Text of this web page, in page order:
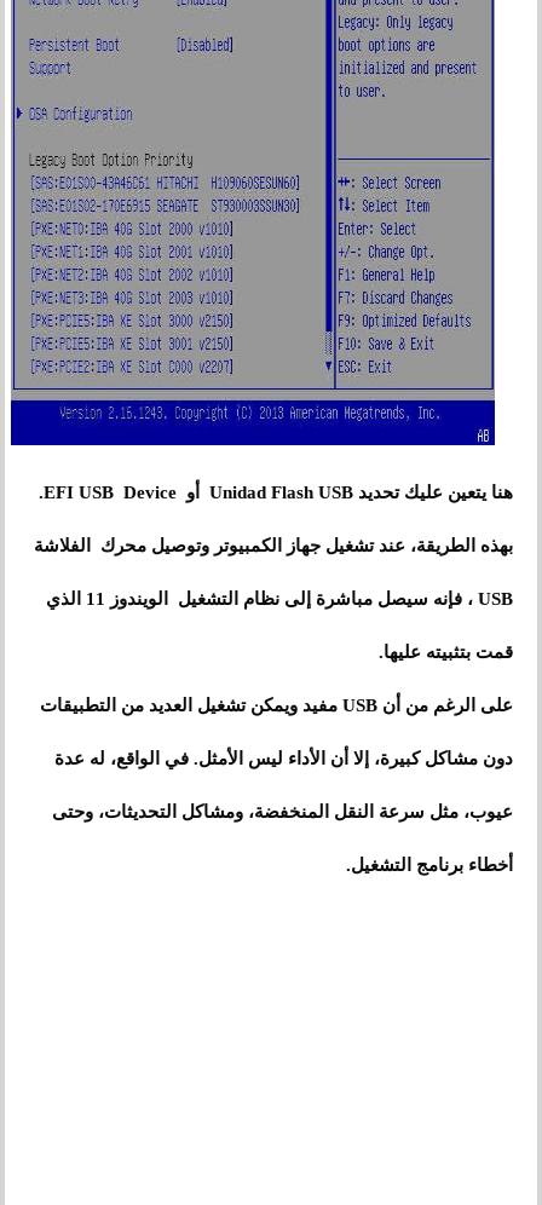
هنا يتعين عليك تحديد Unidad Flash USB أو EFI USB Device.
بهذه الطريقة، عند تشغيل جهاز الكمبيوتر وتوصيل محرك الفلاشة
USB ، فإنه سيصل مباشرة إلى نظام التشغيل الويندوز 11 الذي
قمت بتثبيته عليها.
على الرغم من أن USB مفيد ويمكن تشغيل العديد من التطبيقات
دون مشاكل كبيرة، إلا أن الأداء ليس الأمثل. في الواقع، له عدة
عيوب، مثل سرعة النقل المنخفضة، ومشاكل التحديثات، وحتى
أخطاء برنامج التشغيل.